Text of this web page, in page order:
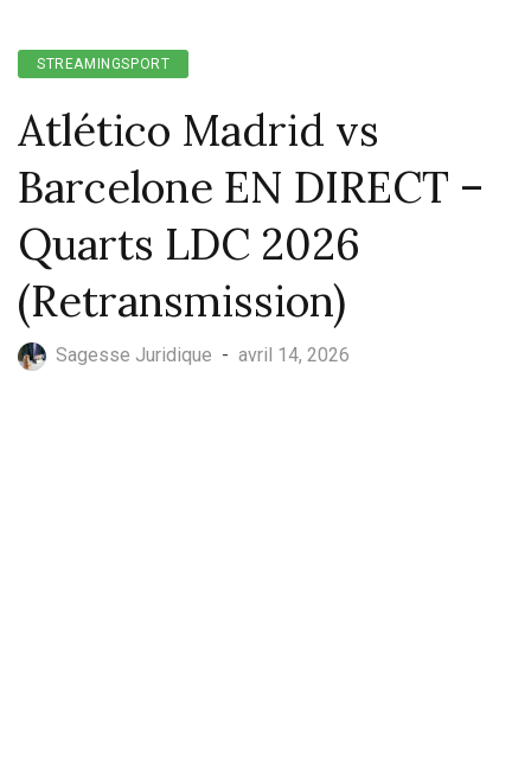
STREAMINGSPORT
Atlético Madrid vs
Barcelone EN DIRECT –
Quarts LDC 2026
(Retransmission)
Sagesse Juridique - avril 14, 2026